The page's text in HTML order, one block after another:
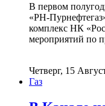
В первом
«РН-
комплекс НК
мероприятий по
Четверг, 15
Газ